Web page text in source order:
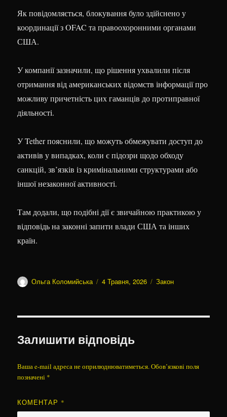
Як повідомляється, блокування було здійснено у
координації з OFAC та правоохоронними органами
США.
У компанії зазначили, що рішення ухвалили після
отримання від американських відомств інформації про
можливу причетність цих гаманців до протиправної
діяльності.
У Tether пояснили, що можуть обмежувати доступ до
активів у випадках, коли є підозри щодо обходу
санкцій, зв’язків із кримінальними структурами або
іншої незаконної активності.
Там додали, що подібні дії є звичайною практикою у
відповідь на законні запити влади США та інших
країн.
Автор
Ольга Коломийська Оприлюднено
4 Травня, 2026 Категорії
Закон
Залишити відповідь
Ваша e-mail адреса не оприлюднюватиметься.Обов’язкові поля
позначені *
КОМЕНТАР *